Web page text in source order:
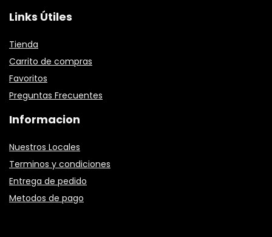
Links Útiles
Tienda
Carrito de compras
Favoritos
Preguntas Frecuentes
Informacion
Nuestros Locales
Terminos y condiciones
Entrega de pedido
Metodos de pago